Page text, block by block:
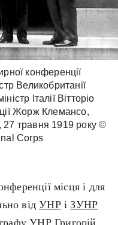
конференції
Великобританії
Італії Вітторіо
Жорж Клемансо,
травня 1919 року ©
Corps
місця і для
відУНРіЗУНР
УНР Григорій